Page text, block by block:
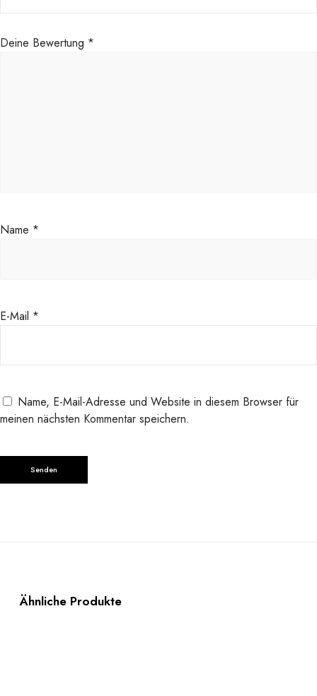
Deine Bewertung *
Name *
E-Mail *
Name, E-Mail-Adresse und Website in diesem Browser für
meinen nächsten Kommentar speichern.
Ähnliche Produkte